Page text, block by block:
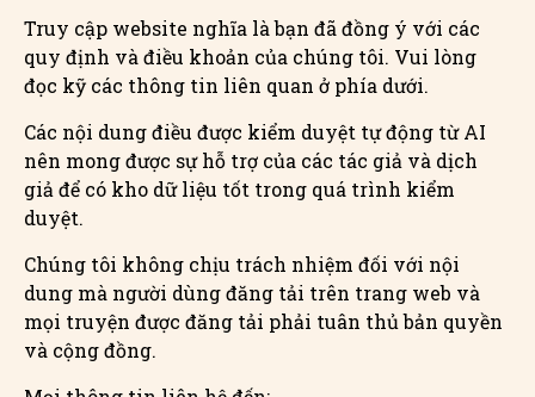
Truy cập website nghĩa là bạn đã đồng ý với các
quy định và điều khoản của chúng tôi. Vui lòng
đọc kỹ các thông tin liên quan ở phía dưới.
Các nội dung điều được kiểm duyệt tự động từ AI
nên mong được sự hỗ trợ của các tác giả và dịch
giả để có kho dữ liệu tốt trong quá trình kiểm
duyệt.
Chúng tôi không chịu trách nhiệm đối với nội
dung mà người dùng đăng tải trên trang web và
mọi truyện được đăng tải phải tuân thủ bản quyền
và cộng đồng.